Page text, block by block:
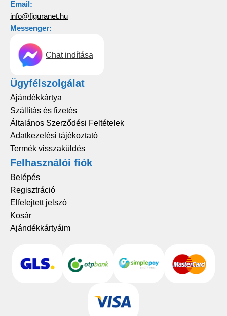
Email:
info@figuranet.hu
Messenger:
Chat indítása
Ügyfélszolgálat
Ajándékkártya
Szállítás és fizetés
Általános Szerződési Feltételek
Adatkezelési tájékoztató
Termék visszaküldés
Felhasználói fiók
Belépés
Regisztráció
Elfelejtett jelszó
Kosár
Ajándékkártyáim